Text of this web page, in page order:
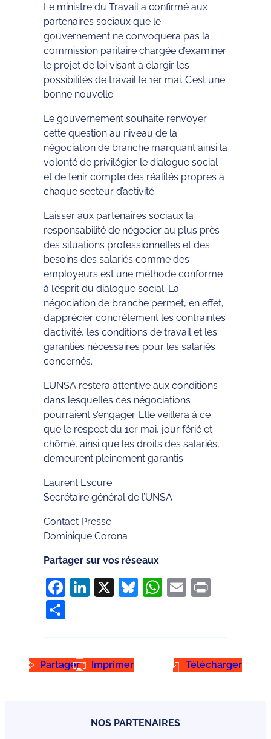
Le ministre du Travail a confirmé aux
partenaires sociaux que le
gouvernement ne convoquera pas la
commission paritaire chargée d’examiner
le projet de loi visant à élargir les
possibilités de travail le 1er mai. C’est une
bonne nouvelle.
Le gouvernement souhaite renvoyer
cette question au niveau de la
négociation de branche marquant ainsi la
volonté de privilégier le dialogue social
et de tenir compte des réalités propres à
chaque secteur d’activité.
Laisser aux partenaires sociaux la
responsabilité de négocier au plus près
des situations professionnelles et des
besoins des salariés comme des
employeurs est une méthode conforme
à l’esprit du dialogue social. La
négociation de branche permet, en effet,
d’apprécier concrètement les contraintes
d’activité, les conditions de travail et les
garanties nécessaires pour les salariés
concernés.
L’UNSA restera attentive aux conditions
dans lesquelles ces négociations
pourraient s’engager. Elle veillera à ce
que le respect du 1er mai, jour férié et
chômé, ainsi que les droits des salariés,
demeurent pleinement garantis.
Laurent Escure
Secrétaire général de l’UNSA
Contact Presse
Dominique Corona
Partager sur vos réseaux
Facebook
LinkedIn
X Bluesky
WhatsApp
Email
Partager Imprimer Télécharger
NOS PARTENAIRES